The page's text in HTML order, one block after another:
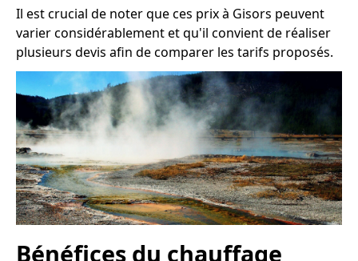
Il est crucial de noter que ces prix à Gisors peuvent
varier considérablement et qu'il convient de réaliser
plusieurs devis afin de comparer les tarifs proposés.
Bénéfices du chauffage